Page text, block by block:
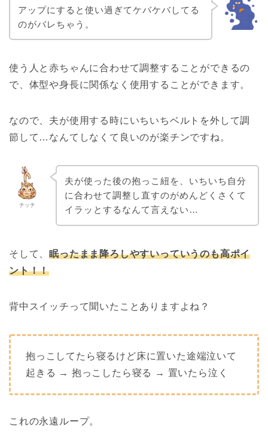
アップにすると使い過ぎてケバケバしてる
のがバレちゃう。
使う人と赤ちゃんに合わせて調整することができるの
で、体型や身長に関係なく使用することができます。
なので、夫が使用する時にいちいちベルトを外して調
節して…なんてしなくて良いのが楽チンですね。
チッチ
夫が使った後の抱っこ紐を、いちいち自分
に合わせて調整し直すのがめんどくさくて
イラッとするなんて言えない…
そして、眠ったまま降ろしやすいっていうのも高ポイ
ント！！
背中スイッチって聞いたことありますよね？
抱っこしてたら寝るけど床に置いた途端泣いて
起きる → 抱っこしたら寝る → 置いたら泣く
これの永遠ループ。